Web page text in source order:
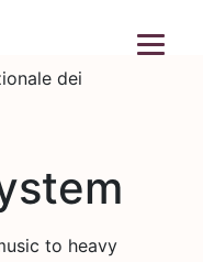
dei
to heavy